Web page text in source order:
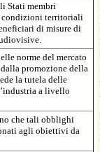
Stati membri
condizioni territoriali
di misure di
norme del mercato
promozione della
la tutela delle
a livello
che tali obblighi
agli obiettivi da